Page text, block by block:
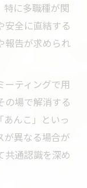
特に多職種が関
安全に直結する
報告が求められ
ーティングで用
の場で解消する
んこ」といっ
が異なる場合が
共通認識を深め